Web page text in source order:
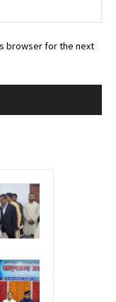
browser for the next